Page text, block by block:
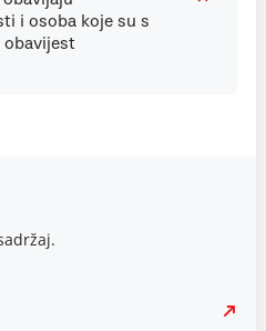
i osoba koje su s
obavijest